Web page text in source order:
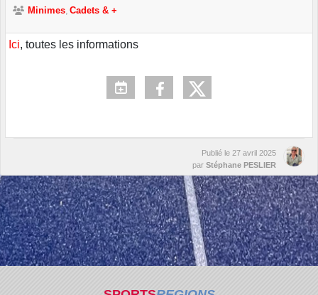
Minimes Cadets & +
Ici, toutes les informations
Publié le 27 avril 2025
par Stéphane PESLIER